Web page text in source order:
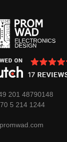
201 48790148
5 214 1244